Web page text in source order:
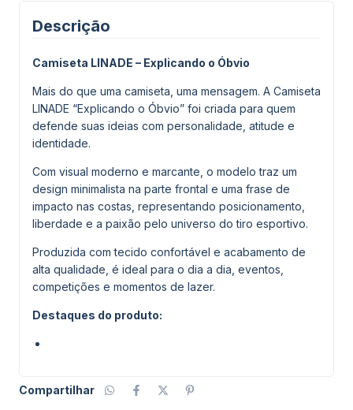
Descrição
Camiseta LINADE – Explicando o Óbvio
Mais do que uma camiseta, uma mensagem. A Camiseta
LINADE “Explicando o Óbvio” foi criada para quem
defende suas ideias com personalidade, atitude e
identidade.
Com visual moderno e marcante, o modelo traz um
design minimalista na parte frontal e uma frase de
impacto nas costas, representando posicionamento,
liberdade e a paixão pelo universo do tiro esportivo.
Produzida com tecido confortável e acabamento de
alta qualidade, é ideal para o dia a dia, eventos,
competições e momentos de lazer.
Destaques do produto:
Compartilhar